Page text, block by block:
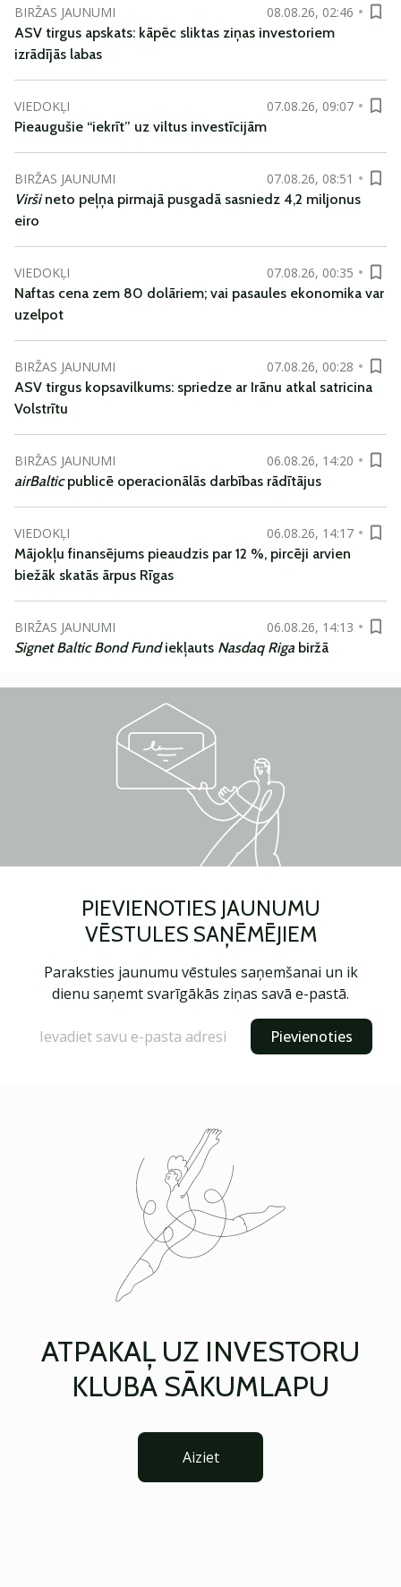
BIRŽAS JAUNUMI
08.08.26, 02:46
ASV tirgus apskats: kāpēc sliktas ziņas investoriem
izrādījās labas
VIEDOKĻI
07.08.26, 09:07
Pieaugušie “iekrīt” uz viltus investīcijām
BIRŽAS JAUNUMI
07.08.26, 08:51
Viršineto peļņa pirmajā pusgadā sasniedz 4,2 miljonus
eiro
VIEDOKĻI
07.08.26, 00:35
Naftas cena zem 80 dolāriem; vai pasaules ekonomika var
uzelpot
BIRŽAS JAUNUMI
07.08.26, 00:28
ASV tirgus kopsavilkums: spriedze ar Irānu atkal satricina
Volstrītu
BIRŽAS JAUNUMI
06.08.26, 14:20
airBalticpublicē operacionālās darbības rādītājus
VIEDOKĻI
06.08.26, 14:17
Mājokļu finansējums pieaudzis par 12 %, pircēji arvien
biežāk skatās ārpus Rīgas
BIRŽAS JAUNUMI
06.08.26, 14:13
Signet Baltic Bond Fundiekļauts Nasdaq Riga biržā
PIEVIENOTIES JAUNUMU
VĒSTULES SAŅĒMĒJIEM
Paraksties jaunumu vēstules saņemšanai un ik
dienu saņemt svarīgākās ziņas savā e-pastā.
Pievienoties
ATPAKAĻ UZ INVESTORU
KLUBA SĀKUMLAPU
Aiziet